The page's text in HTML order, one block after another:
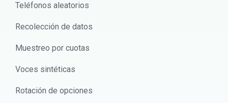
Teléfonos aleatorios
Recolección de datos
Muestreo por cuotas
Voces sintéticas
Rotación de opciones